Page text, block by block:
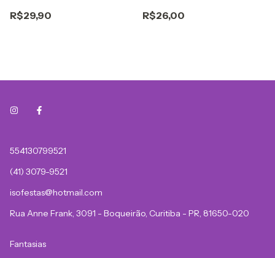
R$29,90 R$26,00
554130799521
(41) 3079-9521
isofestas@hotmail.com
Rua Anne Frank, 3091 - Boqueirão, Curitiba - PR, 81650-020
Fantasias